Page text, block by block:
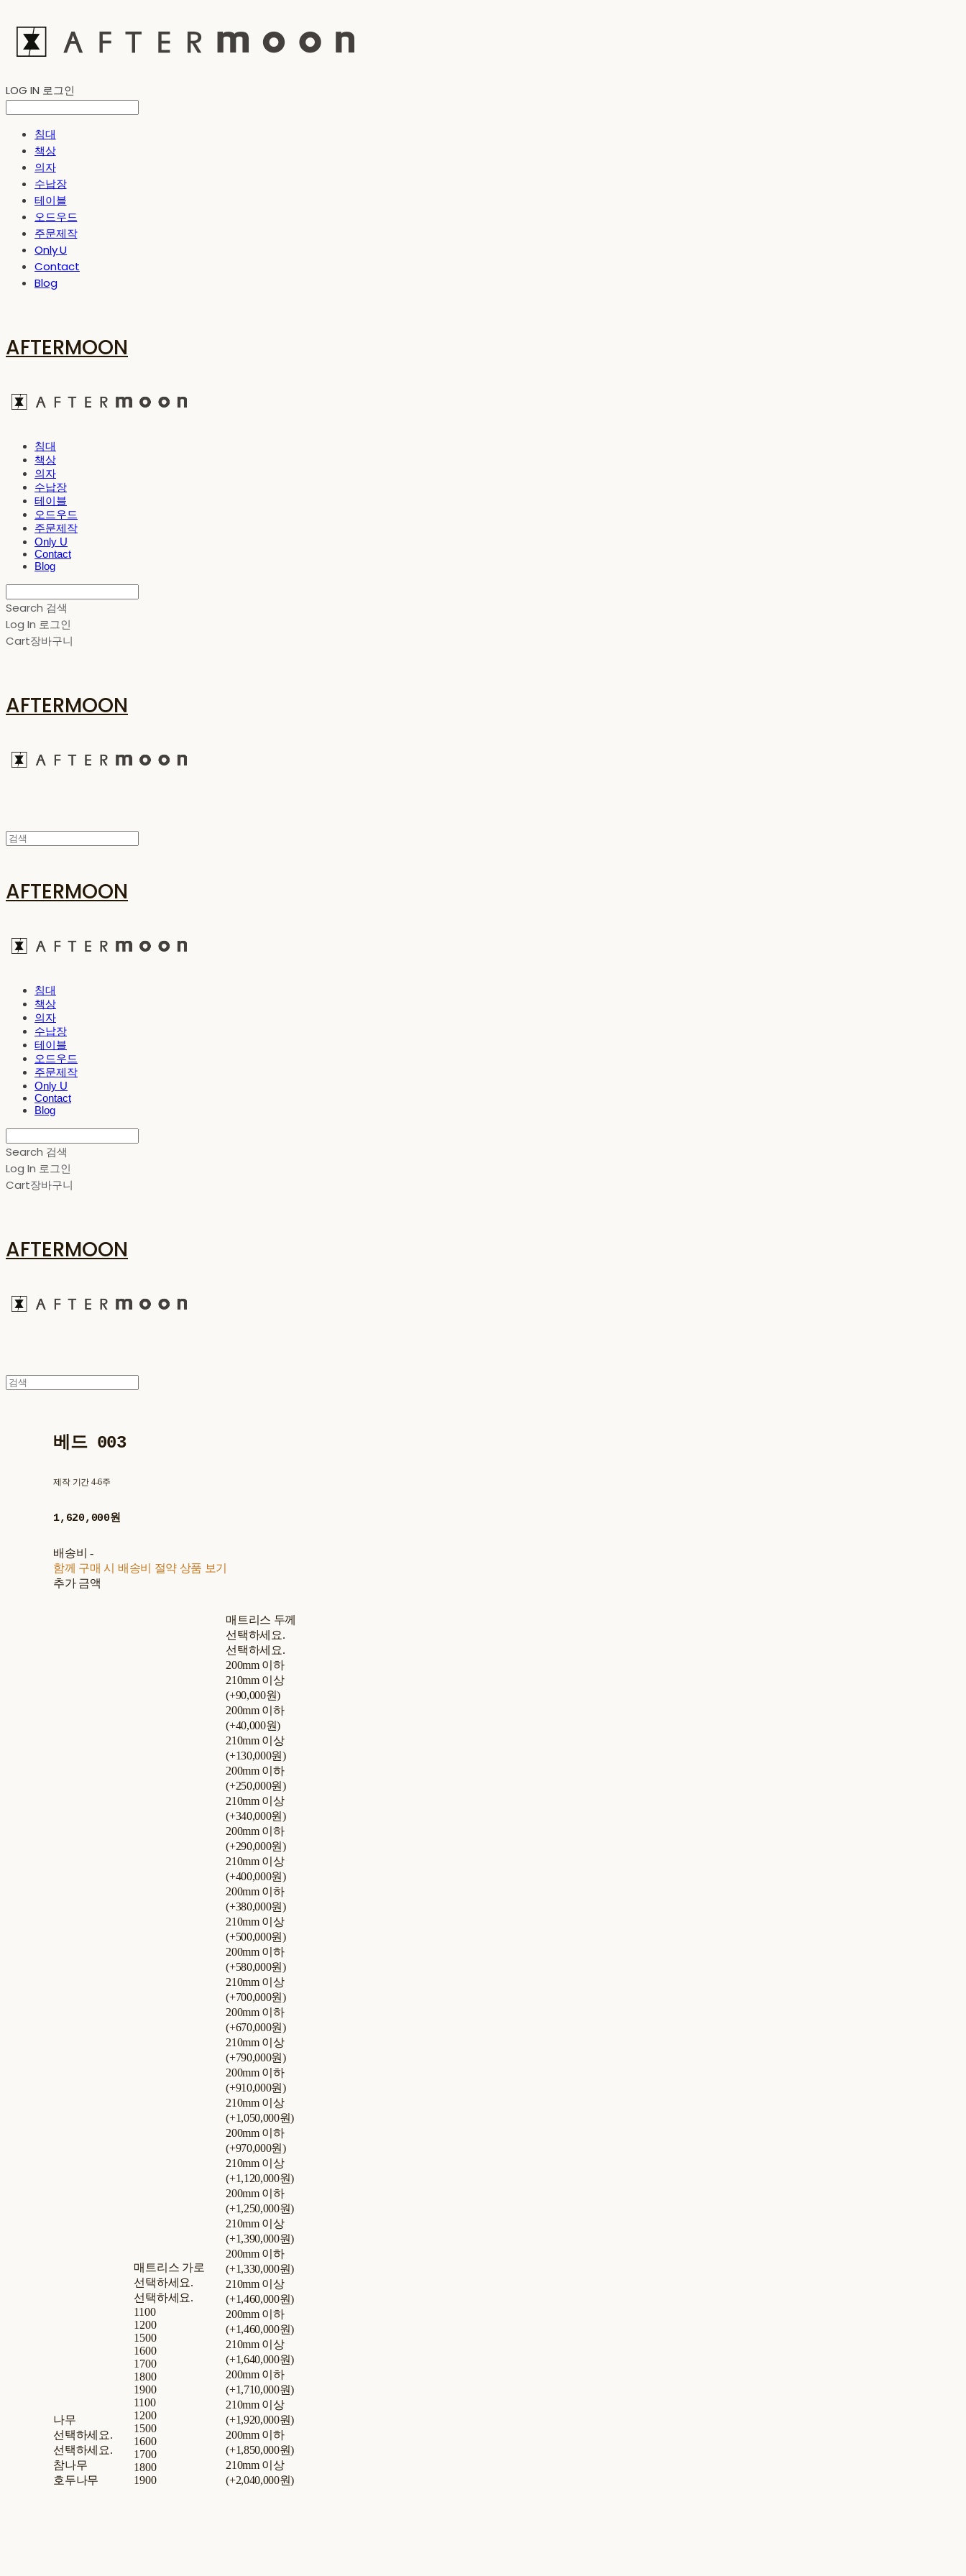
LOG IN 로그인
침대
책상
의자
수납장
테이블
오드우드
주문제작
Only U
Contact
Blog
AFTERMOON
침대
책상
의자
수납장
테이블
오드우드
주문제작
Only U
Contact
Blog
Search 검색
Log In 로그인
Cart장바구니
AFTERMOON
AFTERMOON
침대
책상
의자
수납장
테이블
오드우드
주문제작
Only U
Contact
Blog
Search 검색
Log In 로그인
Cart장바구니
AFTERMOON
베드 003
제작 기간 4-6주
1,620,000원
배송비-
함께 구매 시 배송비 절약 상품 보기
추가 금액
나무
선택하세요.
선택하세요.
참나무
호두나무
매트리스 가로
선택하세요.
선택하세요.
1100
1200
1500
1600
1700
1800
1900
1100
1200
1500
1600
1700
1800
1900
매트리스 두께
선택하세요.
선택하세요.
200mm 이하
210mm 이상
(+90,000원)
200mm 이하
(+40,000원)
210mm 이상
(+130,000원)
200mm 이하
(+250,000원)
210mm 이상
(+340,000원)
200mm 이하
(+290,000원)
210mm 이상
(+400,000원)
200mm 이하
(+380,000원)
210mm 이상
(+500,000원)
200mm 이하
(+580,000원)
210mm 이상
(+700,000원)
200mm 이하
(+670,000원)
210mm 이상
(+790,000원)
200mm 이하
(+910,000원)
210mm 이상
(+1,050,000원)
200mm 이하
(+970,000원)
210mm 이상
(+1,120,000원)
200mm 이하
(+1,250,000원)
210mm 이상
(+1,390,000원)
200mm 이하
(+1,330,000원)
210mm 이상
(+1,460,000원)
200mm 이하
(+1,460,000원)
210mm 이상
(+1,640,000원)
200mm 이하
(+1,710,000원)
210mm 이상
(+1,920,000원)
200mm 이하
(+1,850,000원)
210mm 이상
(+2,040,000원)